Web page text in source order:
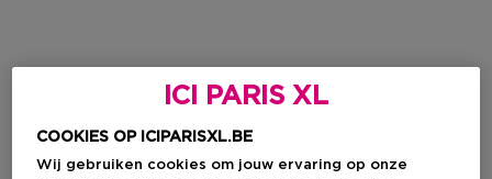
ICI PARIS XL
COOKIES OP ICIPARISXL.BE
Wij gebruiken cookies om jouw ervaring op onze